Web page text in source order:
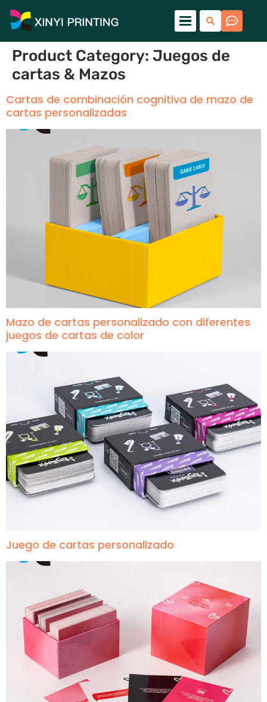
Product Category: Juegos de
cartas & Mazos
Cartas de combinación cognitiva de mazo de
cartas personalizadas
Mazo de cartas personalizado con diferentes
juegos de cartas de color
Juego de cartas personalizado